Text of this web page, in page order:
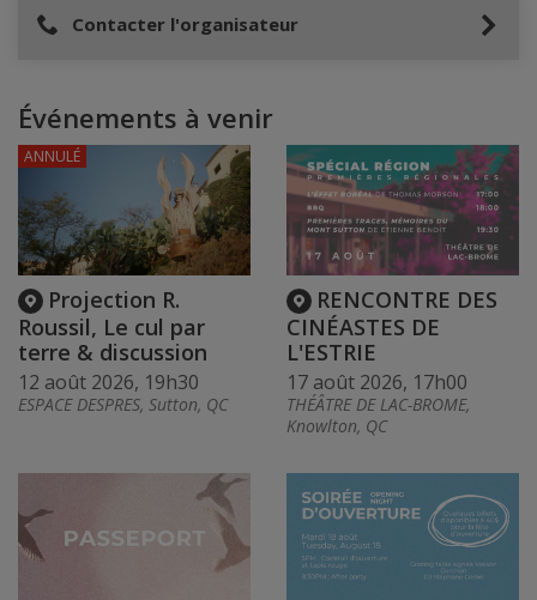
Contacter l'organisateur
Événements à venir
Projection R.
Roussil, Le cul par
terre & discussion
12 août 2026, 19h30
ESPACE DESPRES, Sutton, QC
ANNULÉ
RENCONTRE DES
CINÉASTES DE
L'ESTRIE
17 août 2026, 17h00
THÉÂTRE DE LAC-BROME,
Knowlton, QC